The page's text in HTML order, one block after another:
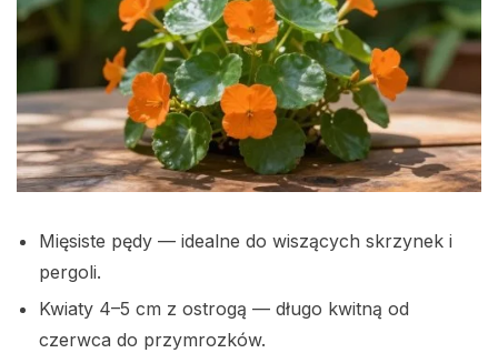
Mięsiste pędy — idealne do wiszących skrzynek i
pergoli.
Kwiaty 4–5 cm z ostrogą — długo kwitną od
czerwca do przymrozków.